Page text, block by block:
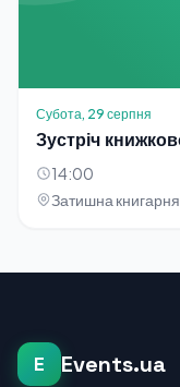
Субота, 29 серпня
Зустріч
14:00
Затишна
E Events.ua